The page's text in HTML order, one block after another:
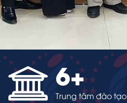
6+
Trung tâm đào tạo